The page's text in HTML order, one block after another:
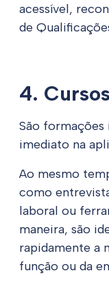
acessível,
de
4.
São
imediato na
Ao mesmo
como
laboral ou
maneira, são
rapidamente a
função ou da